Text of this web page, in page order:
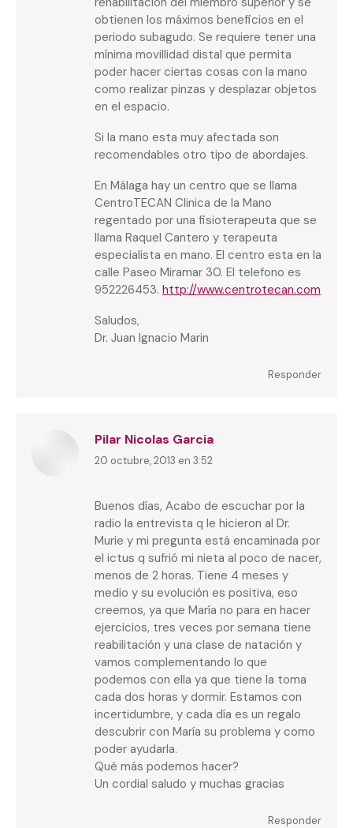
obtienen los máximos beneficios en el
periodo subagudo. Se requiere tener una
mínima movillidad distal que permita
poder hacer ciertas cosas con la mano
como realizar pinzas y desplazar objetos
en el espacio.
Si la mano esta muy afectada son
recomendables otro tipo de abordajes.
En Málaga hay un centro que se llama
CentroTECAN Clinica de la Mano
regentado por una fisioterapeuta que se
llama Raquel Cantero y terapeuta
especialista en mano. El centro esta en la
calle Paseo Miramar 30. El telefono es
952226453. http://www.centrotecan.com
Saludos,
Dr. Juan Ignacio Marin
Responder
Pilar Nicolas Garcia
dice:
20 octubre, 2013 en 3:52
Buenos días, Acabo de escuchar por la
radio la entrevista q le hicieron al Dr.
Murie y mi pregunta está encaminada por
el ictus q sufrió mi nieta al poco de nacer,
menos de 2 horas. Tiene 4 meses y
medio y su evolución es positiva, eso
creemos, ya que María no para en hacer
ejercicios, tres veces por semana tiene
reabilitación y una clase de natación y
vamos complementando lo que
podemos con ella ya que tiene la toma
cada dos horas y dormir. Estamos con
incertidumbre, y cada día es un regalo
descubrir con María su problema y como
poder ayudarla.
Qué más podemos hacer?
Un cordial saludo y muchas gracias
Responder